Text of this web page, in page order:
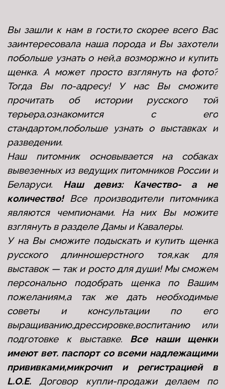
Вы зашли к нам в гости,то скорее всего Вас
заинтересовала наша порода и Вы захотели
побольше узнать о ней,а возморжно и купить
щенка. А может просто взглянуть на фото?
Тогда Вы по-адресу! У нас Вы сможите
прочитать об истории русского той
терьера,ознакомится с его
стандартом,побольше узнать о выставках и
разведении.
Наш питомник основывается на собаках
вывезенных из ведущих питомников России и
Беларуси. Наш девиз: Качество- а не
количество!Все производители питомника
являются чемпионами. На них Вы можите
взглянуть в разделе Дамы и Кавалеры.
У на Вы сможите подыскать и купить щенка
русского длинношерстного тоя,как для
выставок — так и росто для души! Мы сможем
персонально подобрать щенка по Вашим
пожеланиям,а так же дать необходимые
советы и консультации по его
выращиванию,дрессировке,воспитанию или
подготовке к выставке. Все наши щенки
имеют вет. паспорт со всеми надлежащими
прививками,микрочип и регистрацией в
L.O.E. Договор купли-продажи делаем по